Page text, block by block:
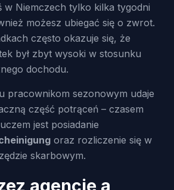
w Niemczech tylko kilka tygodni
możesz ubiegać się o zwrot.
często okazuje się, że
był zbyt wysoki w stosunku
dochodu.
pracownikom sezonowym udaje
część potrąceń – czasem
jest posiadanie
oraz rozliczenie się w
skarbowym.
agencję a